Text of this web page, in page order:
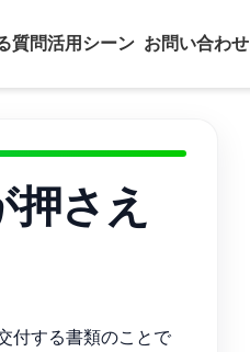
質問活用シーン お問い合わせ
さえ
付する書類のことで